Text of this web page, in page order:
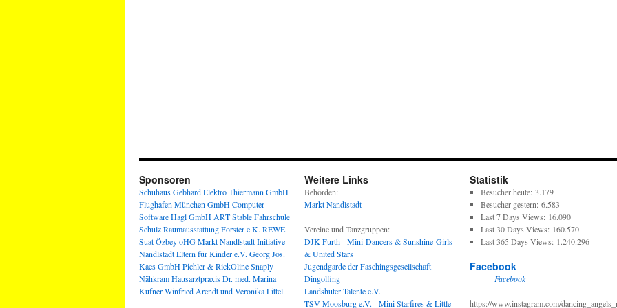
Sponsoren
Schuhaus GebhardElektro Thiermann GmbH
Flughafen München GmbHComputer-
Software Hagl GmbH ART StableFahrschule
SchulzRaumausstattung Forster e.K. REWE
Suat Özbey oHGMarkt NandlstadtInitiative
Nandlstadt Eltern für Kinder e.V. Georg Jos.
Kaes GmbHPichler & RickOlineSnaply
NähkramHausarztpraxis Dr. med. Marina
KufnerWinfried Arendt und Veronika Littel
Weitere Links
Behörden:
Markt Nandlstadt
Vereine und Tanzgruppen:
DJK Furth - Mini-Dancers & Sunshine-Girls
& United Stars
Jugendgarde der Faschingsgesellschaft
Dingolfing
Landshuter Talente e.V.
TSV Moosburg e.V. - Mini Starfires & Little
Statistik
Besucher heute: 3.179
Besucher gestern: 6.583
Last 7 Days Views: 16.090
Last 30 Days Views: 160.570
Last 365 Days Views: 1.240.296
Facebook
Facebook
https://www.instagram.com/